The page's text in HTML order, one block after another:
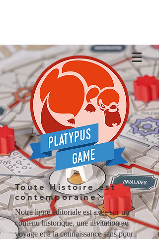
Toute Histoire est
contemporaine.
Notre ligne éditoriale est axée sur un
contenu historique, une invitation au
voyage et à la connaissance sans pour